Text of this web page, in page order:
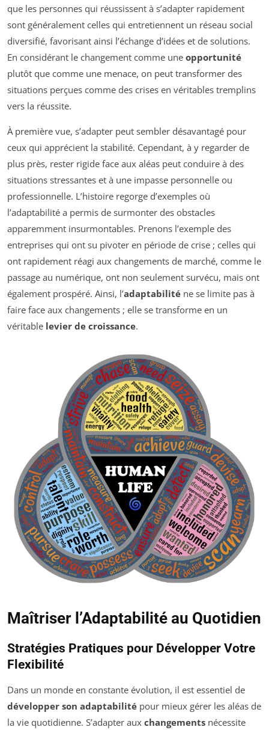
que les personnes qui réussissent à s’adapter rapidement
sont généralement celles qui entretiennent un réseau social
diversifié, favorisant ainsi l’échange d’idées et de solutions.
En considérant le changement comme une opportunité
plutôt que comme une menace, on peut transformer des
situations perçues comme des crises en véritables tremplins
vers la réussite.
À première vue, s’adapter peut sembler désavantagé pour
ceux qui apprécient la stabilité. Cependant, à y regarder de
plus près, rester rigide face aux aléas peut conduire à des
situations stressantes et à une impasse personnelle ou
professionnelle. L’histoire regorge d’exemples où
l’adaptabilité a permis de surmonter des obstacles
apparemment insurmontables. Prenons l’exemple des
entreprises qui ont su pivoter en période de crise ; celles qui
ont rapidement réagi aux changements de marché, comme le
passage au numérique, ont non seulement survécu, mais ont
également prospéré. Ainsi, l’adaptabilité ne se limite pas à
faire face aux changements ; elle se transforme en un
véritable levier de croissance.
Maîtriser l’Adaptabilité au Quotidien
Stratégies Pratiques pour Développer Votre
Flexibilité
Dans un monde en constante évolution, il est essentiel de
développer son adaptabilité pour mieux gérer les aléas de
la vie quotidienne. S’adapter aux changements nécessite